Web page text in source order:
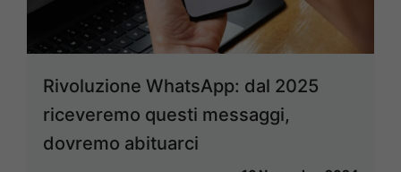
Rivoluzione WhatsApp: dal 2025
riceveremo questi messaggi,
dovremo abituarci